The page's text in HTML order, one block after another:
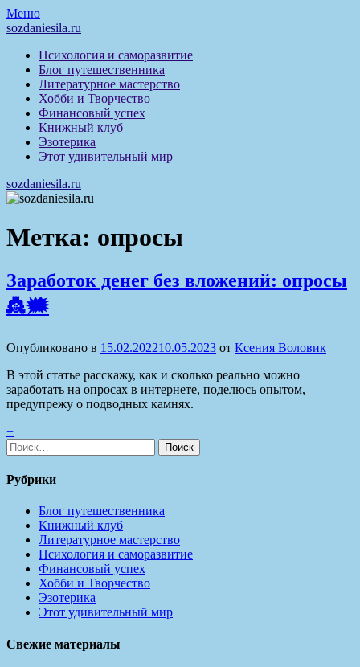
Перейти
к
Меню
sozdaniesila.ru
Психология и саморазвитие
Блог путешественника
Литературное мастерство
Хобби и Творчество
Финансовый успех
Книжный клуб
Эзотерика
Этот удивительный мир
sozdaniesila.ru
Метка: опросы
Заработок денег без вложений: опросы
👸🗯
Опубликовано в 15.02.202210.05.2023 от Ксения Воловик
В этой статье расскажу, как и сколько реально можно
заработать на опросах в интернете, поделюсь опытом,
предупрежу о подводных камнях.
+
Найти:
Рубрики
Блог путешественника
Книжный клуб
Литературное мастерство
Психология и саморазвитие
Финансовый успех
Хобби и Творчество
Эзотерика
Этот удивительный мир
Свежие материалы